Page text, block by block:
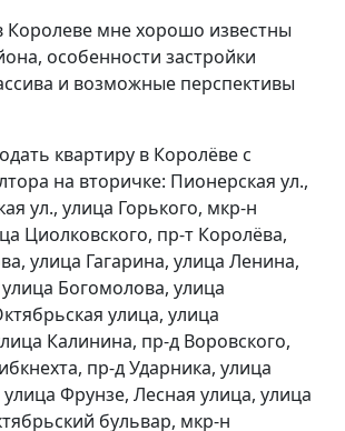
Королеве мне хорошо известны
особенности застройки
и возможные перспективы
квартиру в Королёве с
на вторичке: Пионерская ул.,
ул., улица Горького, мкр-н
Циолковского, пр-т Королёва,
улица Гагарина, улица Ленина,
Богомолова, улица
улица, улица
Калинина, пр-д Воровского,
пр-д Ударника, улица
Фрунзе, Лесная улица, улица
бульвар, мкр-н